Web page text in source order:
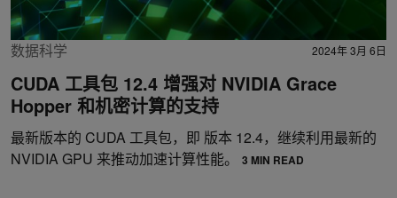
数据科学 2024年 3月 6日
CUDA 工具包 12.4 增强对 NVIDIA Grace
Hopper 和机密计算的支持
最新版本的 CUDA 工具包，即 版本 12.4，继续利用最新的
NVIDIA GPU 来推动加速计算性能。
3 MIN READ